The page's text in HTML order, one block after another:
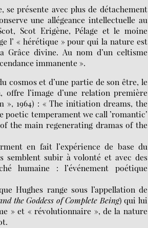
présente avec plus de détachement
une allégeance intellectuelle au
Scot Erigène, Pélage et le moine
l’ « hérétique » pour qui la nature est
Grâce divine. Au nom d’un celtisme
immanente ».
cosmos et d’une partie de son être, le
l’image d’une relation première
», 1964) : « The initiation dreams, the
poetic temperament we call ’romantic’
the main regenerating dramas of the
en fait l’expérience de base du
semblent subir à volonté et avec des
humaine : l’événement poétique
Hughes range sous l’appellation de
the Goddess of Complete Being) qui lui
» et « révolutionnaire », de la nature